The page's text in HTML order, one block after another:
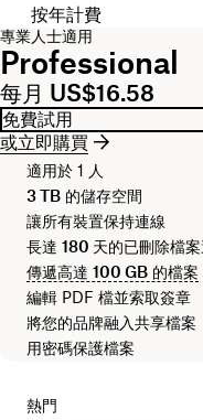
按年計費
專業人士適用
Professional
每月 US$16.58
免費試用
或立即購買
適用於 1 人
3 TB 的儲存空間
讓所有裝置保持連線
長達 180 天的已刪除檔
傳遞高達 100 GB 的檔案
編輯 PDF 檔並索取簽章
將您的品牌融入共享檔案
用密碼保護檔案
熱門